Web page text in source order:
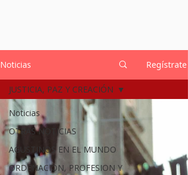
Noticias Regístrate
Noticias
OTRAS NOTICIAS
AGUSTINOS EN EL MUNDO
ORDENACION, PROFESION Y
JUSTICIA, PAZ Y CREACIÓN